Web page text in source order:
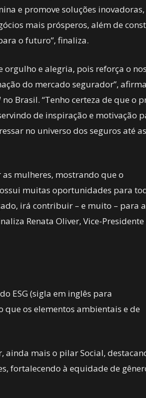
e promove soluções inovadoras,
mais prósperos, além de
o futuro”, finaliza.
orgulho e alegria, pois reforça o
do mercado segurador”, afirma
Brasil. “Tenho certeza de que o
de inspiração e motivação
no universo dos seguros até
mulheres, mostrando que o
muitas oportunidades para
irá contribuir – e muito – para a
Renata Oliver, Vice-Presidente
ESG (sigla em inglês para
que os elementos ambientais e de
ainda mais o pilar Social,
fortalecendo à equidade de